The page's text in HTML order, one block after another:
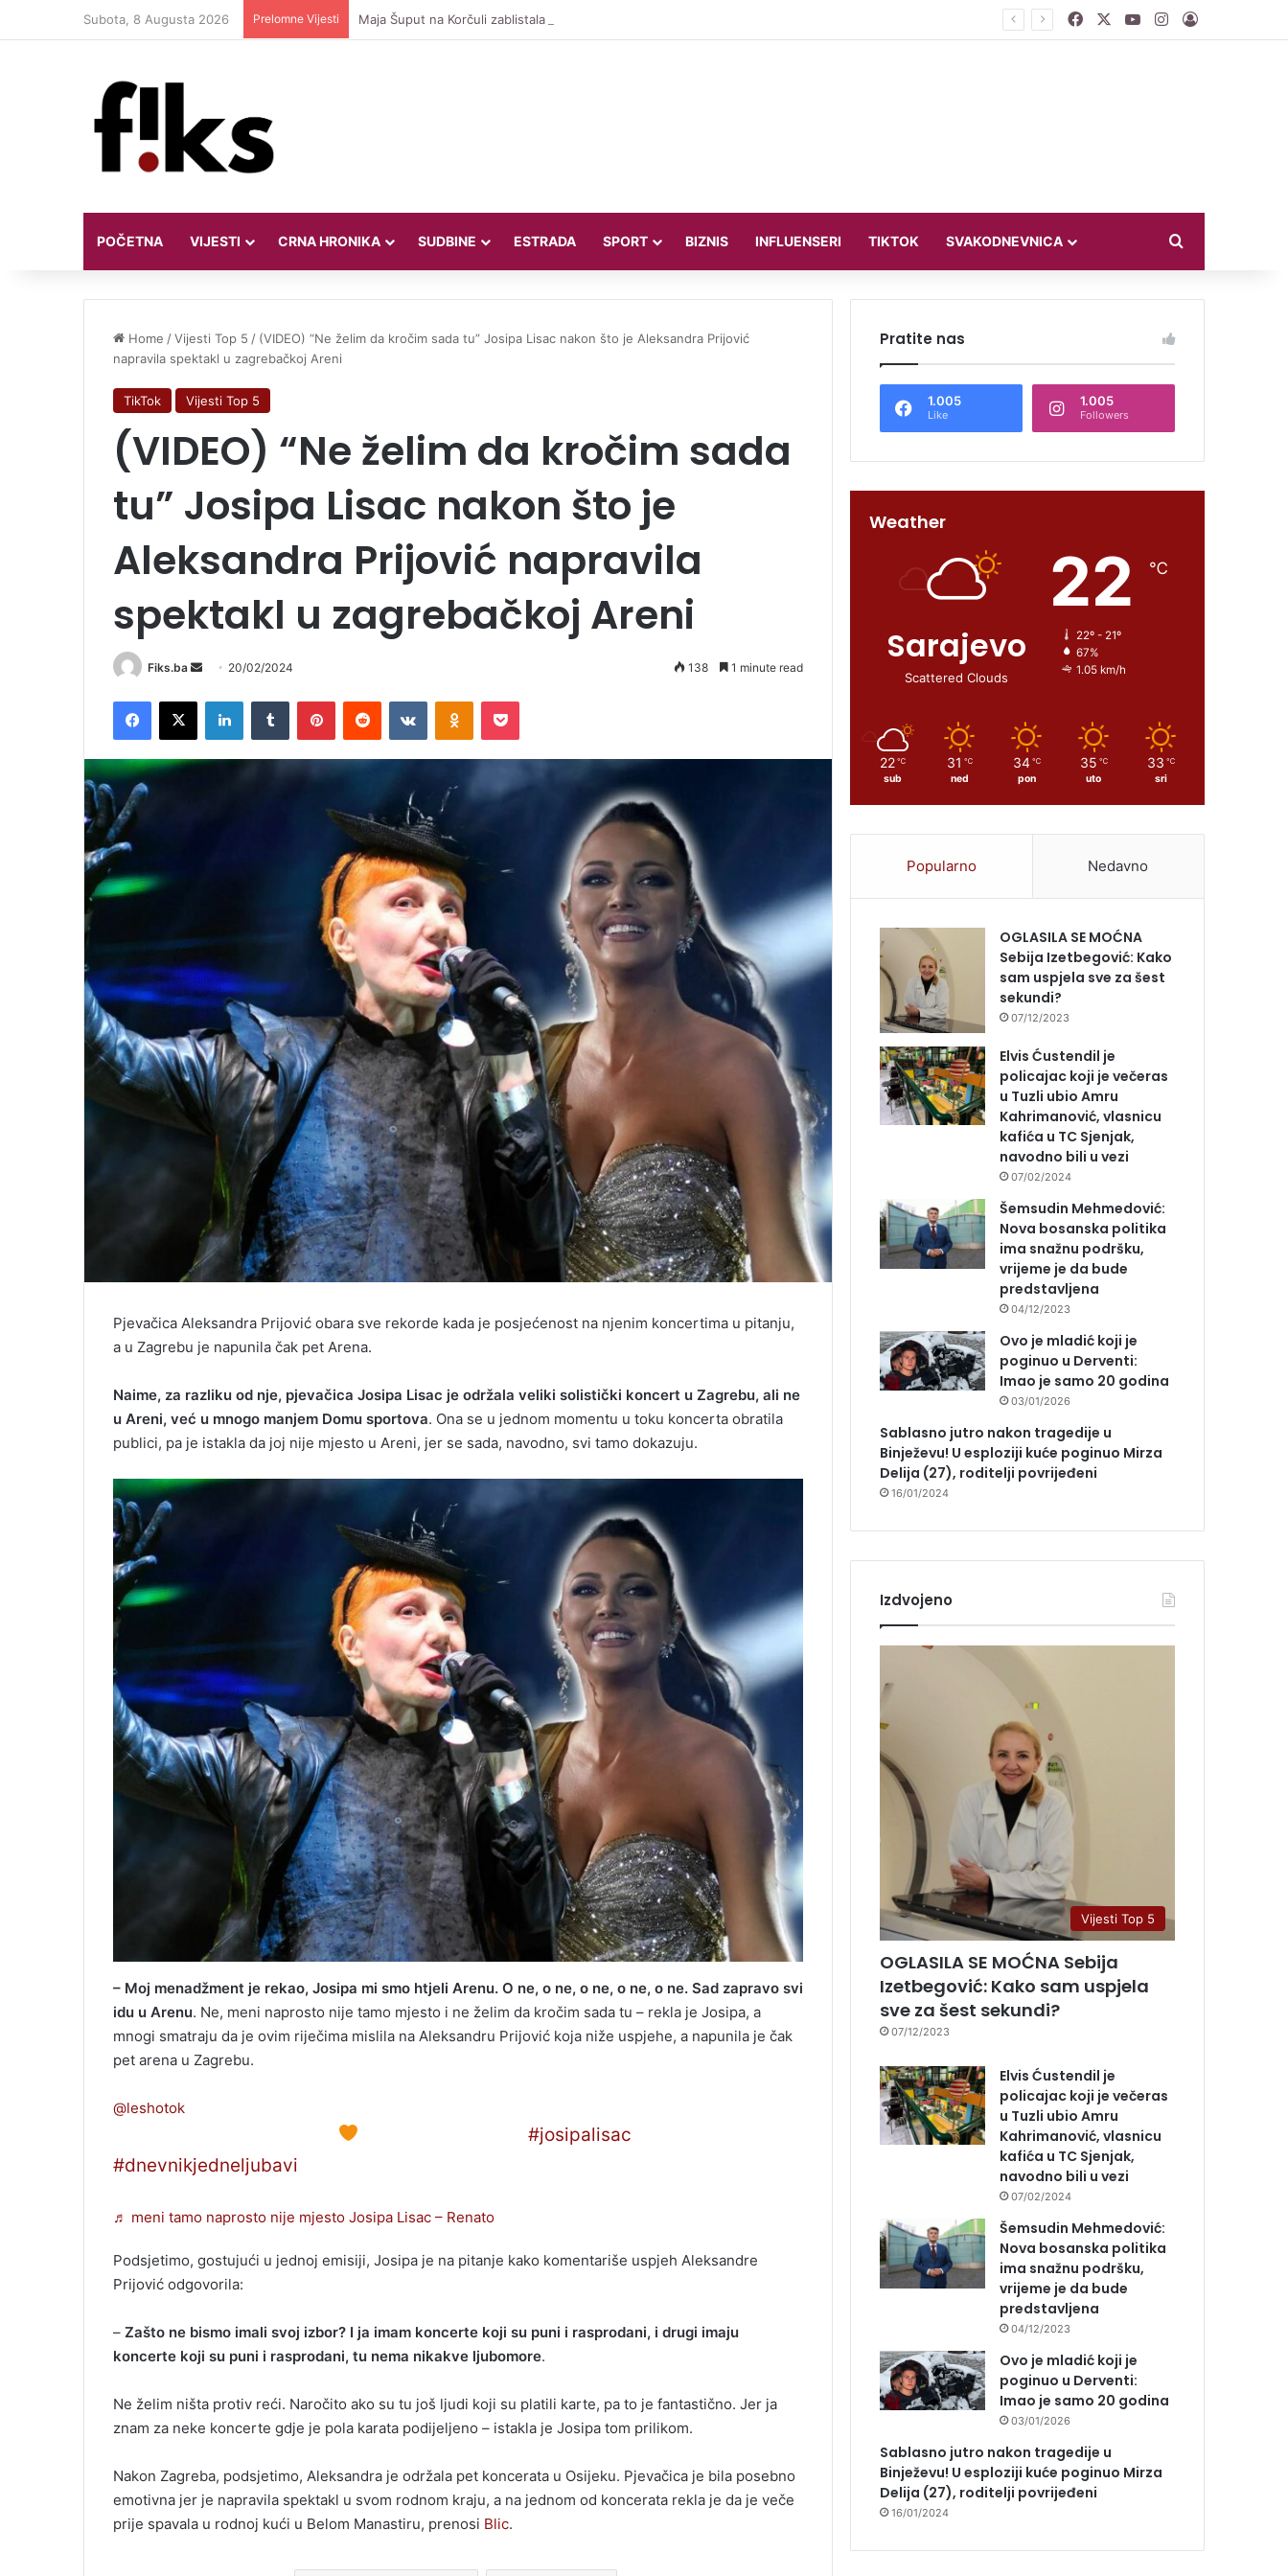
Subota, 8 Augusta 2026 Prelomne Vijesti Maja Šuput na Korčuli zablistala u kombinaciji vrijednoj oko 3.500 eura FacebookYouTubeInstagram
Log In
POČETNA VIJESTI CRNA HRONIKA SUDBINE ESTRADA SPORT BIZNIS INFLUENSERI TIKTOK SVAKODNEVNICA
Home /Vijesti Top 5 / (VIDEO) “Ne želim da kročim sada tu” Josipa Lisac nakon što je Aleksandra Prijović
napravila spektakl u zagrebačkoj Areni
TikTok Vijesti Top 5
(VIDEO) “Ne želim da kročim sada
tu” Josipa Lisac nakon što je
Aleksandra Prijović napravila
spektakl u zagrebačkoj Areni
Fiks.ba
Send
email
20/02/2024 138 1 minute read
Facebook
X LinkedInTumblr PinterestReddit VKontakteOdnoklassniki
Pocket
Pjevačica Aleksandra Prijović obara sve rekorde kada je posjećenost na njenim koncertima u pitanju,
a u Zagrebu je napunila čak pet Arena.
Naime, za razliku od nje, pjevačica Josipa Lisac je održala veliki solistički koncert u Zagrebu, ali ne
u Areni, već u mnogo manjem Domu sportova. Ona se u jednom momentu u toku koncerta obratila
publici, pa je istakla da joj nije mjesto u Areni, jer se sada, navodno, svi tamo dokazuju.
– Moj menadžment je rekao, Josipa mi smo htjeli Arenu. O ne, o ne, o ne, o ne, o ne. Sad zapravo svi
idu u Arenu. Ne, meni naprosto nije tamo mjesto i ne želim da kročim sada tu – rekla je Josipa, a
mnogi smatraju da je ovim riječima mislila na Aleksandru Prijović koja niže uspjehe, a napunila je čak
pet arena u Zagrebu.
@leshotok
#josipalisac
#dnevnikjedneljubavi
♬ meni tamo naprosto nije mjesto Josipa Lisac – Renato
Podsjetimo, gostujući u jednoj emisiji, Josipa je na pitanje kako komentariše uspjeh Aleksandre
Prijović odgovorila:
– Zašto ne bismo imali svoj izbor? I ja imam koncerte koji su puni i rasprodani, i drugi imaju
koncerte koji su puni i rasprodani, tu nema nikakve ljubomore.
Ne želim ništa protiv reći. Naročito ako su tu još ljudi koji su platili karte, pa to je fantastično. Jer ja
znam za neke koncerte gdje je pola karata podijeljeno – istakla je Josipa tom prilikom.
Nakon Zagreba, podsjetimo, Aleksandra je održala pet koncerata u Osijeku. Pjevačica je bila posebno
emotivna jer je napravila spektakl u svom rodnom kraju, a na jednom od koncerata rekla je da je veče
prije spavala u rodnoj kući u Belom Manastiru, prenosi Blic.
Pratite nas
1.005
Like
1.005
Followers
Weather
Sarajevo
Scattered Clouds
22 ℃
22º - 21º
67%
1.05 km/h
22 ℃
sub
31 ℃
ned
34 ℃
pon
35 ℃
uto
33 ℃
sri
Popularno Nedavno
OGLASILA SE MOĆNA
Sebija Izetbegović: Kako
sam uspjela sve za šest
sekundi?
07/12/2023
Elvis Ćustendil je
policajac koji je večeras
u Tuzli ubio Amru
Kahrimanović, vlasnicu
kafića u TC Sjenjak,
navodno bili u vezi
07/02/2024
Šemsudin Mehmedović:
Nova bosanska politika
ima snažnu podršku,
vrijeme je da bude
predstavljena
04/12/2023
Ovo je mladić koji je
poginuo u Derventi:
Imao je samo 20 godina
03/01/2026
Sablasno jutro nakon tragedije u
Binježevu! U esploziji kuće poginuo Mirza
Delija (27), roditelji povrijeđeni
16/01/2024
Izdvojeno
Vijesti Top 5
OGLASILA SE MOĆNA Sebija
Izetbegović: Kako sam uspjela
sve za šest sekundi?
07/12/2023
Elvis Ćustendil je
policajac koji je večeras
u Tuzli ubio Amru
Kahrimanović, vlasnicu
kafića u TC Sjenjak,
navodno bili u vezi
07/02/2024
Šemsudin Mehmedović:
Nova bosanska politika
ima snažnu podršku,
vrijeme je da bude
predstavljena
04/12/2023
Ovo je mladić koji je
poginuo u Derventi:
Imao je samo 20 godina
03/01/2026
Sablasno jutro nakon tragedije u
Binježevu! U esploziji kuće poginuo Mirza
Delija (27), roditelji povrijeđeni
16/01/2024